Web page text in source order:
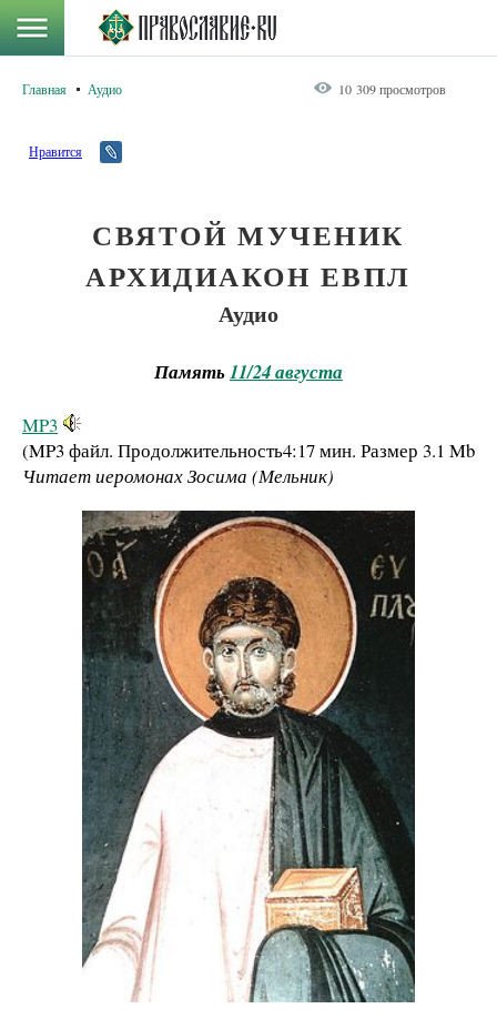
Главная Аудио 10 309 просмотров
Нравится
СВЯТОЙ МУЧЕНИК
АРХИДИАКОН ЕВПЛ
Аудио
Память11/24 августа
MP3
(MP3 файл. Продолжительность4:17 мин. Размер 3.1 Mb
Читает иеромонах Зосима (Мельник)